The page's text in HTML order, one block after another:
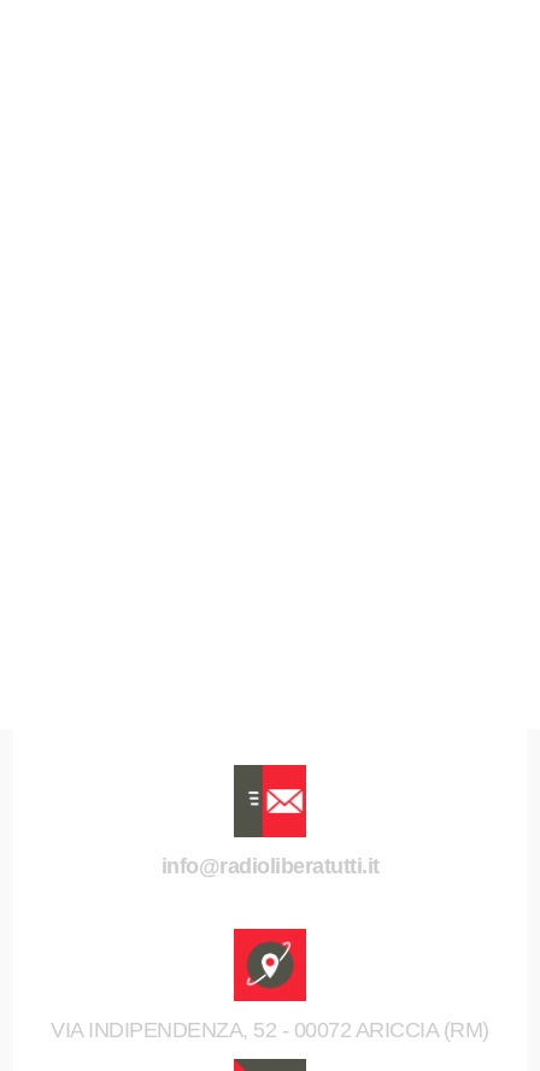
info@radioliberatutti.it
VIA INDIPENDENZA, 52 - 00072 ARICCIA (RM)